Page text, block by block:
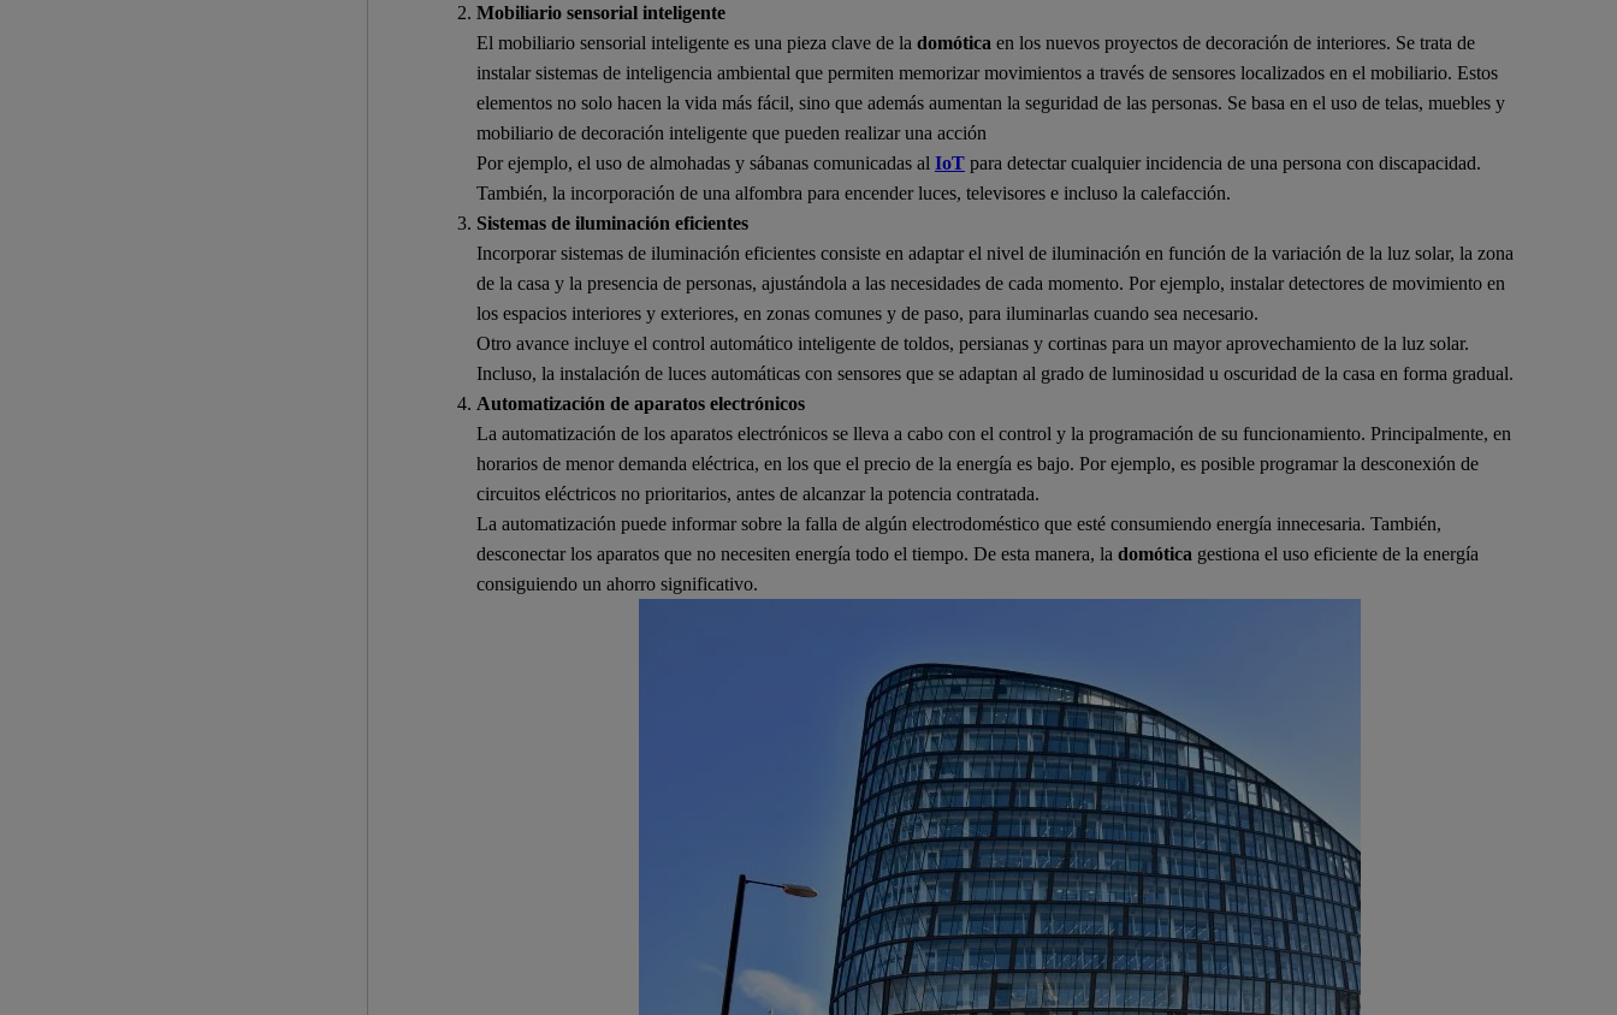
Mobiliario sensorial inteligente
El mobiliario sensorial inteligente es una pieza clave de la domótica en los nuevos proyectos de decoración de interiores. Se trata de
instalar sistemas de inteligencia ambiental que permiten memorizar movimientos a través de sensores localizados en el mobiliario. Estos
elementos no solo hacen la vida más fácil, sino que además aumentan la seguridad de las personas. Se basa en el uso de telas, muebles y
mobiliario de decoración inteligente que pueden realizar una acción
Por ejemplo, el uso de almohadas y sábanas comunicadas al IoTpara detectar cualquier incidencia de una persona con discapacidad.
También, la incorporación de una alfombra para encender luces, televisores e incluso la calefacción.
Sistemas de iluminación eficientes
Incorporar sistemas de iluminación eficientes consiste en adaptar el nivel de iluminación en función de la variación de la luz solar, la zona
de la casa y la presencia de personas, ajustándola a las necesidades de cada momento. Por ejemplo, instalar detectores de movimiento en
los espacios interiores y exteriores, en zonas comunes y de paso, para iluminarlas cuando sea necesario.
Otro avance incluye el control automático inteligente de toldos, persianas y cortinas para un mayor aprovechamiento de la luz solar.
Incluso, la instalación de luces automáticas con sensores que se adaptan al grado de luminosidad u oscuridad de la casa en forma gradual.
Automatización de aparatos electrónicos
La automatización de los aparatos electrónicos se lleva a cabo con el control y la programación de su funcionamiento. Principalmente, en
horarios de menor demanda eléctrica, en los que el precio de la energía es bajo. Por ejemplo, es posible programar la desconexión de
circuitos eléctricos no prioritarios, antes de alcanzar la potencia contratada.
La automatización puede informar sobre la falla de algún electrodoméstico que esté consumiendo energía innecesaria. También,
desconectar los aparatos que no necesiten energía todo el tiempo. De esta manera, la domótica gestiona el uso eficiente de la energía
consiguiendo un ahorro significativo.